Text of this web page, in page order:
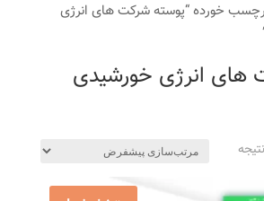
خورده “پوسته شرکت های انرژی
های انرژی خورشیدی